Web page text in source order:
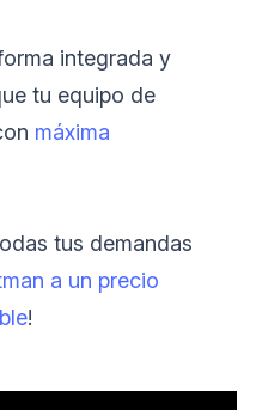
integrada y
tu equipo de
máxima
tus demandas
a un precio
!